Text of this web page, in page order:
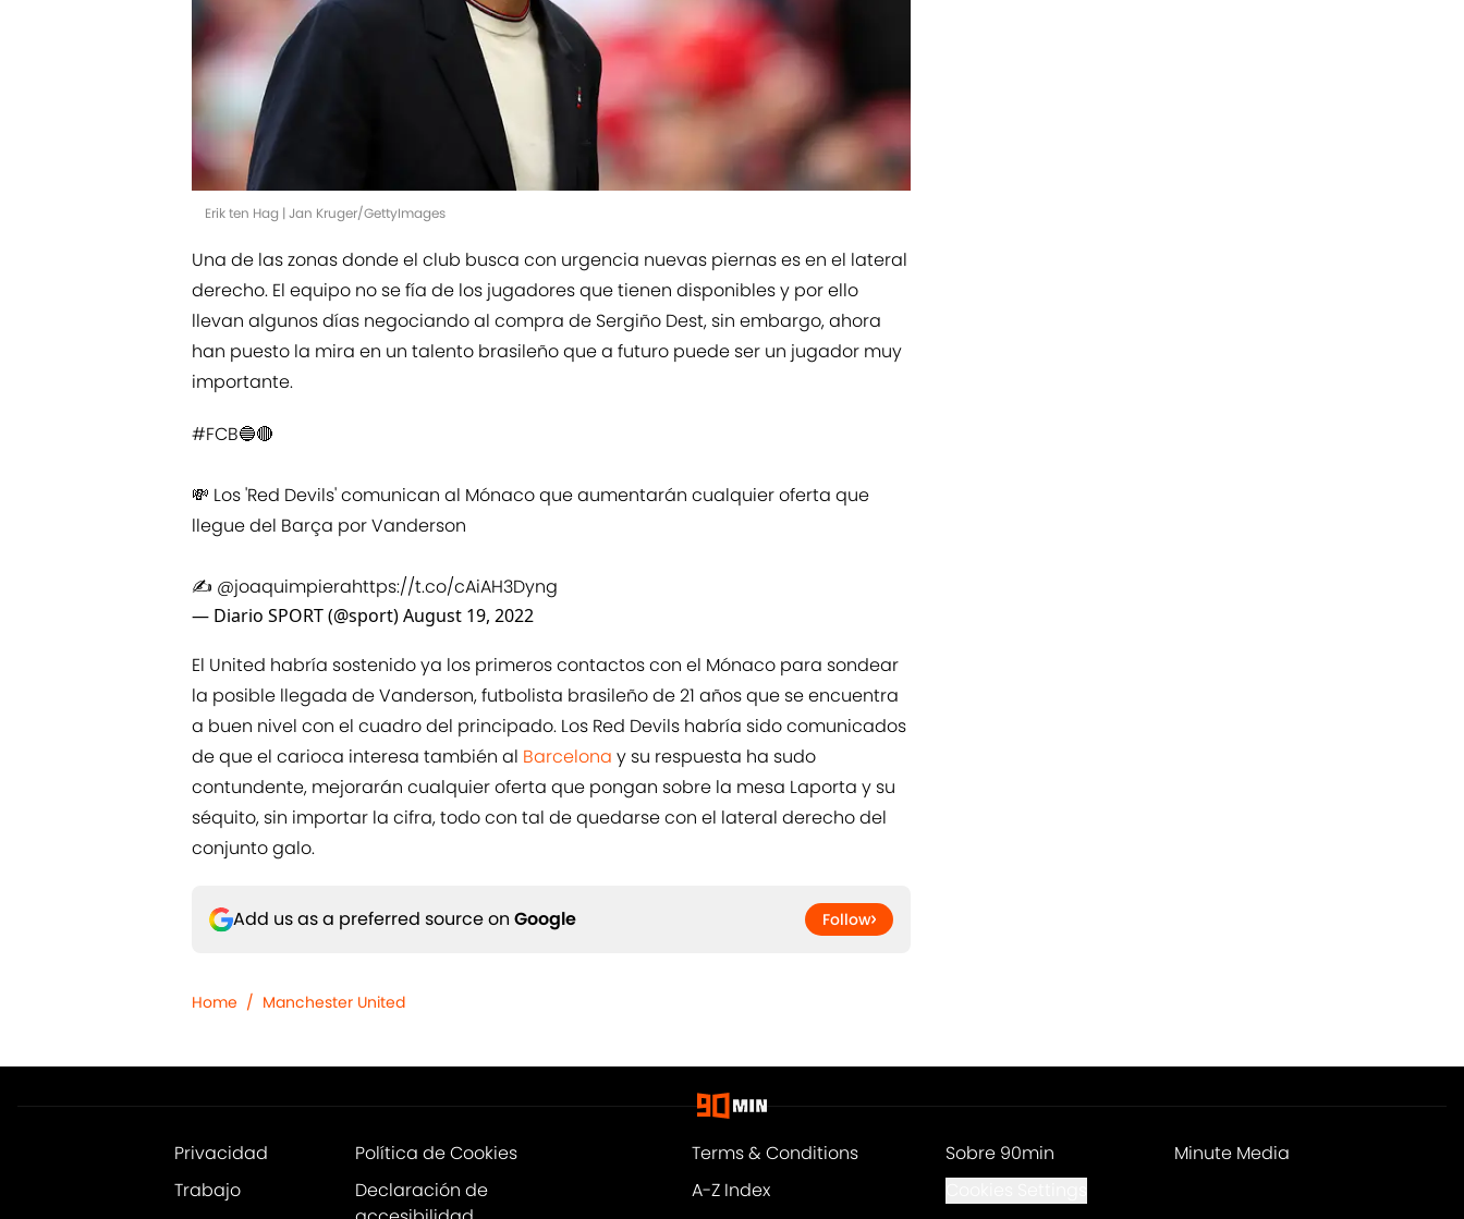
Erik ten Hag | Jan Kruger/GettyImages
Una de las zonas donde el club busca con urgencia nuevas piernas es en el lateral
derecho. El equipo no se fía de los jugadores que tienen disponibles y por ello
llevan algunos días negociando al compra de Sergiño Dest, sin embargo, ahora
han puesto la mira en un talento brasileño que a futuro puede ser un jugador muy
importante.
#FCB🔵🔴
💸 Los 'Red Devils' comunican al Mónaco que aumentarán cualquier oferta que
llegue del Barça por Vanderson
✍️ @joaquimpierahttps://t.co/cAiAH3Dyng
— Diario SPORT (@sport)August 19, 2022
El United habría sostenido ya los primeros contactos con el Mónaco para sondear
la posible llegada de Vanderson, futbolista brasileño de 21 años que se encuentra
a buen nivel con el cuadro del principado. Los Red Devils habría sido comunicados
de que el carioca interesa también al Barcelona y su respuesta ha sudo
contundente, mejorarán cualquier oferta que pongan sobre la mesa Laporta y su
séquito, sin importar la cifra, todo con tal de quedarse con el lateral derecho del
conjunto galo.
Add us as a preferred source on Google Follow
Home / Manchester United
Privacidad Política de Cookies Terms & Conditions Sobre 90min
Minute Media
Trabajo
Declaración de
A-Z Index